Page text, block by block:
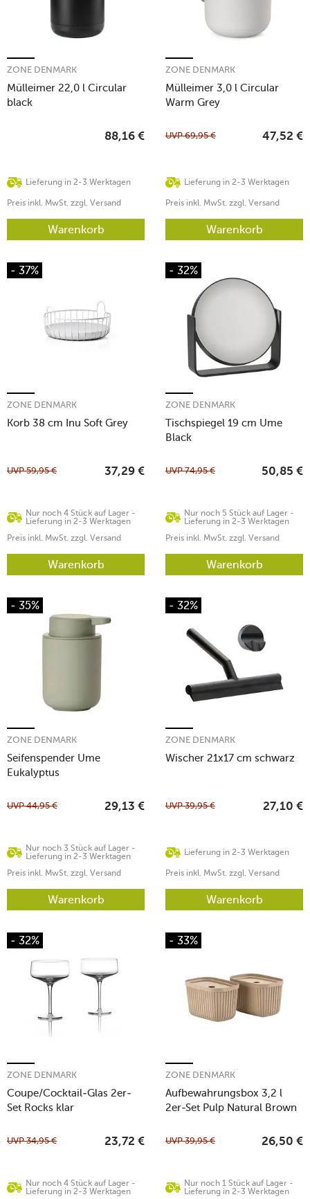
Mülleimer 22,0 l Circular
black
ZONE DENMARK
Lieferung in 2-3 Werktagen
88,16 €
Preis inkl. MwSt. zzgl. Versand
Warenkorb
Mülleimer 3,0 l Circular
Warm Grey
ZONE DENMARK
Lieferung in 2-3 Werktagen
UVP69,95 € 47,52 €
Preis inkl. MwSt. zzgl. Versand
Warenkorb
- 37%
Korb 38 cm Inu Soft Grey
ZONE DENMARK
Nur noch 4 Stück auf Lager -
Lieferung in 2-3 Werktagen
UVP59,95 € 37,29 €
Preis inkl. MwSt. zzgl. Versand
Warenkorb
- 32%
Tischspiegel 19 cm Ume
Black
ZONE DENMARK
Nur noch 5 Stück auf Lager -
Lieferung in 2-3 Werktagen
UVP74,95 € 50,85 €
Preis inkl. MwSt. zzgl. Versand
Warenkorb
- 35%
Seifenspender Ume
Eukalyptus
ZONE DENMARK
Nur noch 3 Stück auf Lager -
Lieferung in 2-3 Werktagen
UVP44,95 € 29,13 €
Preis inkl. MwSt. zzgl. Versand
Warenkorb
- 32%
Wischer 21x17 cm schwarz
ZONE DENMARK
Lieferung in 2-3 Werktagen
UVP39,95 € 27,10 €
Preis inkl. MwSt. zzgl. Versand
Warenkorb
- 32%
Coupe/Cocktail-Glas 2er-
Set Rocks klar
ZONE DENMARK
Nur noch 4 Stück auf Lager -
Lieferung in 2-3 Werktagen
UVP34,95 € 23,72 €
- 33%
Aufbewahrungsbox 3,2 l
2er-Set Pulp Natural Brown
ZONE DENMARK
Nur noch 1 Stück auf Lager -
Lieferung in 2-3 Werktagen
UVP39,95 € 26,50 €